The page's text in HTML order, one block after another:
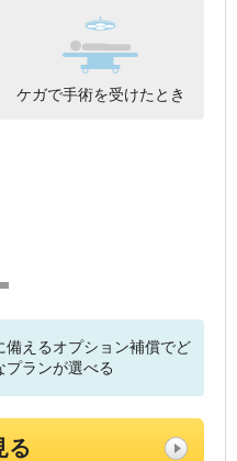
ケガで手術を受けたとき
えるオプション補償でど
プランが選べる
る